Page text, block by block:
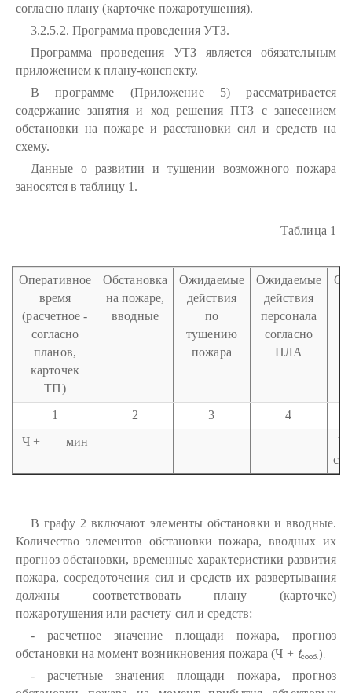
согласно плану (карточке пожаротушения).
3.2.5.2. Программа проведения УТЗ.
Программа проведения УТЗ является обязательным
приложением к плану-конспекту.
В программе (Приложение 5) рассматривается
содержание занятия и ход решения ПТЗ с занесением
обстановки на пожаре и расстановки сил и средств на
схему.
Данные о развитии и тушении возможного пожара
заносятся в таблицу 1.
Таблица 1
Оперативное
время
(расчетное -
согласно
планов,
карточек
ТП)
Обстановка
на пожаре,
вводные
Ожидаемые
действия
по
тушению
пожара
Ожидаемые
действия
персонала
согласно
ПЛА
1 2 3
4
Ч + ___ мин
Ч
В графу 2 включают элементы обстановки и вводные.
Количество элементов обстановки пожара, вводных их
прогноз обстановки, временные характеристики развития
пожара, сосредоточения сил и средств их развертывания
должны соответствовать плану (карточке)
пожаротушения или расчету сил и средств:
- расчетное значение площади пожара, прогноз
обстановки на момент возникновения пожара (Ч + tсооб. ).
- расчетные значения площади пожара, прогноз